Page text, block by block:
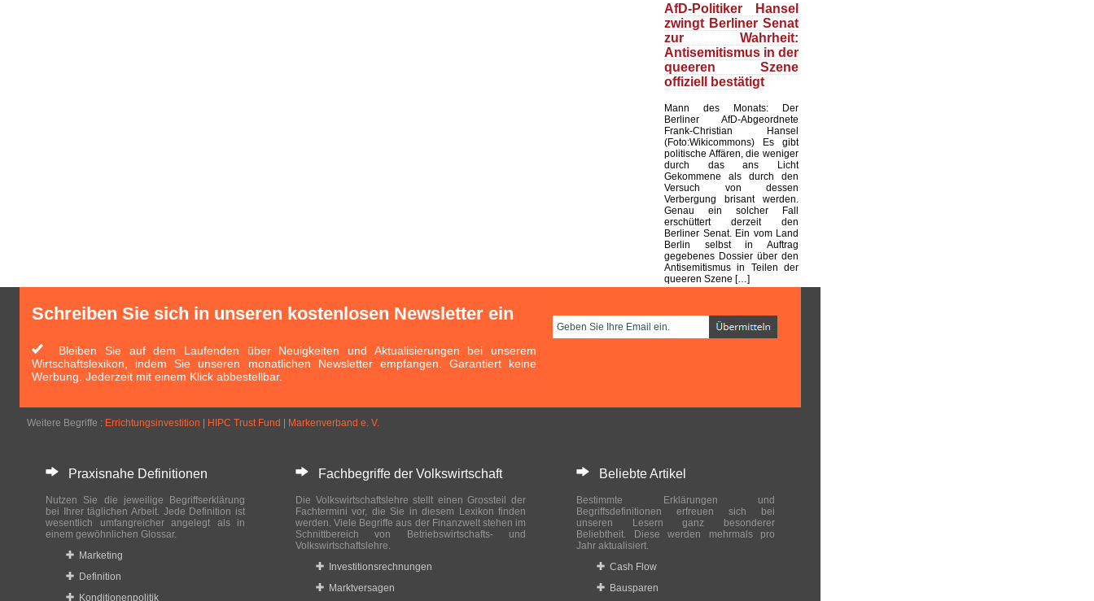
AfD-Politiker Hansel
zwingt Berliner Senat
zur Wahrheit:
Antisemitismus in der
queeren Szene
offiziell bestätigt
Mann des Monats: Der
Berliner AfD-Abgeordnete
Frank-Christian Hansel
(Foto:Wikicommons) Es gibt
politische Affären, die weniger
durch das ans Licht
Gekommene als durch den
Versuch von dessen
Verbergung brisant werden.
Genau ein solcher Fall
erschüttert derzeit den
Berliner Senat. Ein vom Land
Berlin selbst in Auftrag
gegebenes Dossier über den
Antisemitismus in Teilen der
queeren Szene […]
Schreiben Sie sich in unseren kostenlosen Newsletter ein
Bleiben Sie auf dem Laufenden über Neuigkeiten und Aktualisierungen bei unserem
Wirtschaftslexikon, indem Sie unseren monatlichen Newsletter empfangen. Garantiert keine
Werbung. Jederzeit mit einem Klick abbestellbar.
Weitere Begriffe : Errichtungsinvestition HIPC Trust Fund Markenverband e. V.
Praxisnahe Definitionen
Nutzen Sie die jeweilige Begriffserklärung
bei Ihrer täglichen Arbeit. Jede Definition ist
wesentlich umfangreicher angelegt als in
einem gewöhnlichen Glossar.
Marketing
Definition
Konditionenpolitik
Fachbegriffe der Volkswirtschaft
Die Volkswirtschaftslehre stellt einen Grossteil der
Fachtermini vor, die Sie in diesem Lexikon finden
werden. Viele Begriffe aus der Finanzwelt stehen im
Schnittbereich von Betriebswirtschafts- und
Volkswirtschaftslehre.
Investitionsrechnungen
Marktversagen
Beliebte Artikel
Bestimmte Erklärungen und
Begriffsdefinitionen erfreuen sich bei
unseren Lesern ganz besonderer
Beliebtheit. Diese werden mehrmals pro
Jahr aktualisiert.
Cash Flow
Bausparen